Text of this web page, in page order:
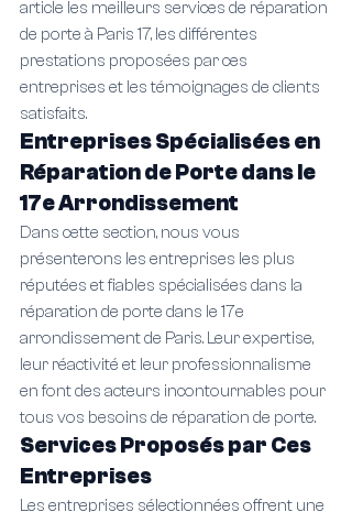
article les meilleurs services de réparation
de porte à Paris 17, les différentes
prestations proposées par ces
entreprises et les témoignages de clients
satisfaits.
Entreprises Spécialisées en
Réparation de Porte dans le
17e Arrondissement
Dans cette section, nous vous
présenterons les entreprises les plus
réputées et fiables spécialisées dans la
réparation de porte dans le 17e
arrondissement de Paris. Leur expertise,
leur réactivité et leur professionnalisme
en font des acteurs incontournables pour
tous vos besoins de réparation de porte.
Services Proposés par Ces
Entreprises
Les entreprises sélectionnées offrent une